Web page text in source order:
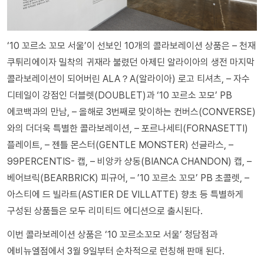
‘10 꼬르소 꼬모 서울’이 선보인 10개의 콜라보레이션 상품은 – 천재
쿠튀리에이자 밀착의 귀재라 불렸던 아제딘 알라이아의 생전 마지막
콜라보레이션이 되어버린 ALA？A(알라이아) 로고 티셔츠, – 자수
디테일이 강점인 더블렛(DOUBLET)과 ‘10 꼬르소 꼬모’ PB
에코백과의 만남, – 올해로 3번째로 맞이하는 컨버스(CONVERSE)
와의 더더욱 특별한 콜라보레이션, – 포르나세티(FORNASETTI)
플레이트, – 젠틀 몬스터(GENTLE MONSTER) 선글라스, –
99PERCENTIS- 캡, – 비앙카 샹동(BIANCA CHANDON) 캡, –
베어브릭(BEARBRICK) 피규어, – ’10 꼬르소 꼬모’ PB 초콜렛, –
아스티에 드 빌라트(ASTIER DE VILLATTE) 향초 등 특별하게
구성된 상품들은 모두 리미티드 에디션으로 출시된다.
이번 콜라보레이션 상품은 ‘10 꼬르소꼬모 서울’ 청담점과
에비뉴엘점에서 3월 9일부터 순차적으로 런칭해 판매 된다.